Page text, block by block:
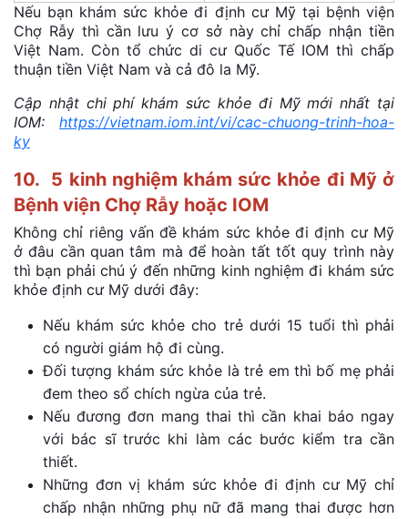
Nếu bạn khám sức khỏe đi định cư Mỹ tại bệnh viện
Chợ Rẫy thì cần lưu ý cơ sở này chỉ chấp nhận tiền
Việt Nam. Còn tổ chức di cư Quốc Tế IOM thì chấp
thuận tiền Việt Nam và cả đô la Mỹ.
Cập nhật chi phí khám sức khỏe đi Mỹ mới nhất tại
IOM: https://vietnam.iom.int/vi/cac-chuong-trinh-hoa-
ky
10. 5 kinh nghiệm khám sức khỏe đi Mỹ ở
Bệnh viện Chợ Rẫy hoặc IOM
Không chỉ riêng vấn đề khám sức khỏe đi định cư Mỹ
ở đâu cần quan tâm mà để hoàn tất tốt quy trình này
thì bạn phải chú ý đến những kinh nghiệm đi khám sức
khỏe định cư Mỹ dưới đây:
Nếu khám sức khỏe cho trẻ dưới 15 tuổi thì phải
có người giám hộ đi cùng.
Đối tượng khám sức khỏe là trẻ em thì bố mẹ phải
đem theo sổ chích ngừa của trẻ.
Nếu đương đơn mang thai thì cần khai báo ngay
với bác sĩ trước khi làm các bước kiểm tra cần
thiết.
Những đơn vị khám sức khỏe đi định cư Mỹ chỉ
chấp nhận những phụ nữ đã mang thai được hơn